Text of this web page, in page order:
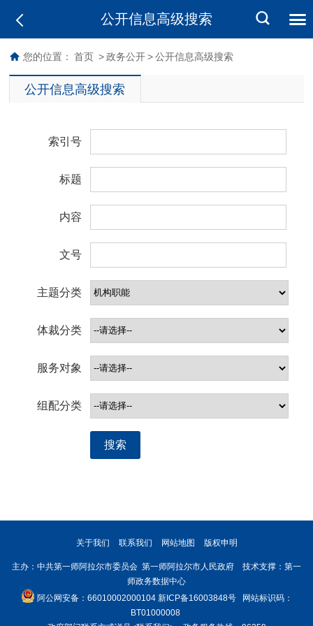
公开信息高级搜索
您的位置： 首页 > 政务公开 > 公开信息高级搜索
公开信息高级搜索
索引号
标题
内容
文号
主题分类
体裁分类
服务对象
组配分类
搜索
关于我们 联系我们 网站地图 版权申明
主办：中共第一师阿拉尔市委员会 第一师阿拉尔市人民政府 技术支撑：第一
师政务数据中心
阿公网安备：66010002000104 新ICP备16003848号网站标识码：
BT01000008